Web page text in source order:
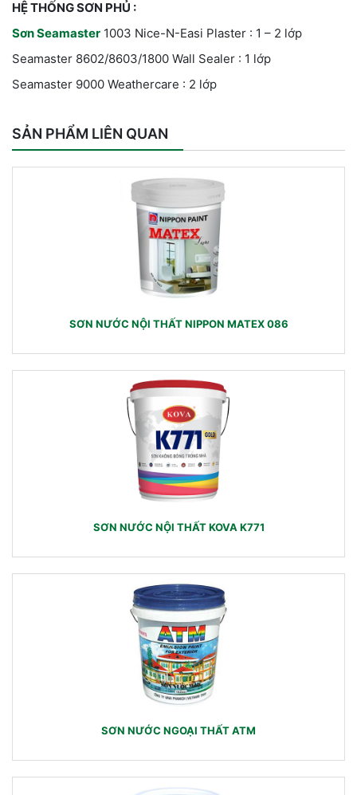
HỆ THỐNG SƠN PHỦ :
Sơn Seamaster 1003 Nice-N-Easi Plaster : 1 – 2 lớp
Seamaster 8602/8603/1800 Wall Sealer : 1 lớp
Seamaster 9000 Weathercare : 2 lớp
SẢN PHẨM LIÊN QUAN
SƠN NƯỚC NỘI THẤT NIPPON MATEX 086
SƠN NƯỚC NỘI THẤT KOVA K771
SƠN NƯỚC NGOẠI THẤT ATM